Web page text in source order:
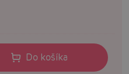
Do košíka